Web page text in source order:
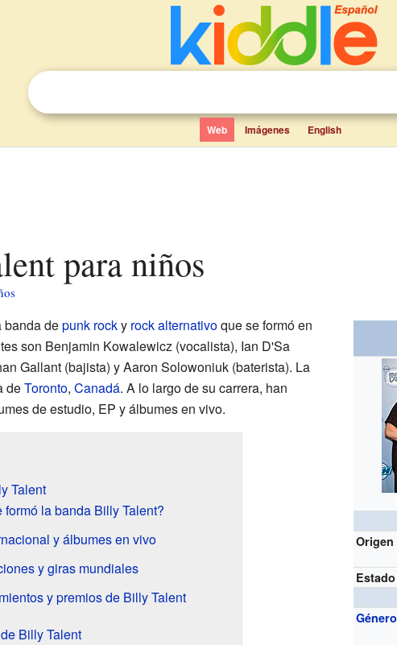
Web Imágenes English
para niños
Origen
Estado
depunk rocky rock alternativoque se formó en
son Benjamin Kowalewicz (vocalista), Ian D'Sa
Gallant (bajista) y Aaron Solowoniuk (baterista). La
deToronto, Canadá. A lo largo de su carrera, han
de estudio, EP y álbumes en vivo.
Talent
formó la banda Billy Talent?
y álbumes en vivo
y giras mundiales
y premios de Billy Talent
Billy Talent